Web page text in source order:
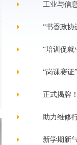
工业与信
“书香政
“培训促
“岗课赛证
正式揭牌
助力维修
新学期新